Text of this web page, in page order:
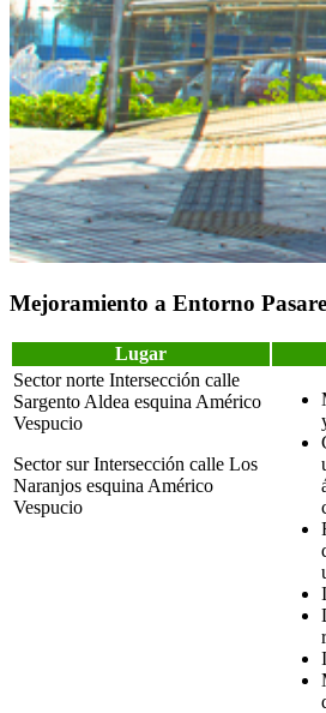
Mejoramiento a Entorno
Lugar
Sector norte Intersección calle
Sargento Aldea esquina Américo
Vespucio
Sector sur Intersección calle Los
Naranjos esquina Américo
Vespucio